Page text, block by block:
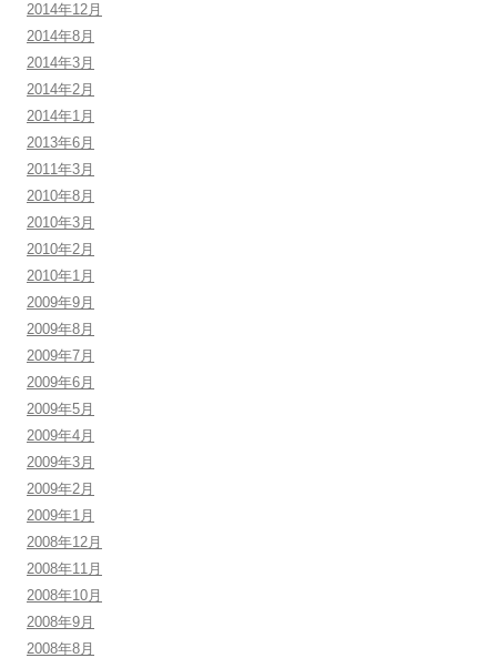
2014年12月
2014年8月
2014年3月
2014年2月
2014年1月
2013年6月
2011年3月
2010年8月
2010年3月
2010年2月
2010年1月
2009年9月
2009年8月
2009年7月
2009年6月
2009年5月
2009年4月
2009年3月
2009年2月
2009年1月
2008年12月
2008年11月
2008年10月
2008年9月
2008年8月